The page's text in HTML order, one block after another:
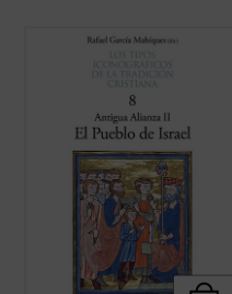
Este octavo volumen de la colección «Los
tipos iconográficos de la tradición
cristiana» es el segundo de los seis de la
mencionada colección que estará dedicado
al Antiguo Testamento en el arte cristiano.
Conforma el conjunto de tipos ...(ver ficha)